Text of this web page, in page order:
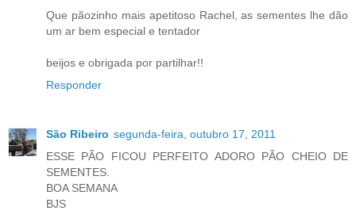
Que pãozinho mais apetitoso Rachel, as sementes lhe dão
um ar bem especial e tentador
beijos e obrigada por partilhar!!
Responder
São Ribeiro segunda-feira, outubro 17, 2011
ESSE PÃO FICOU PERFEITO ADORO PÃO CHEIO DE
SEMENTES.
BOA SEMANA
BJS